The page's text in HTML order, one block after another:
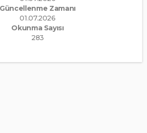
Güncellenme Zamanı
01.07.2026
Okunma Sayısı
283